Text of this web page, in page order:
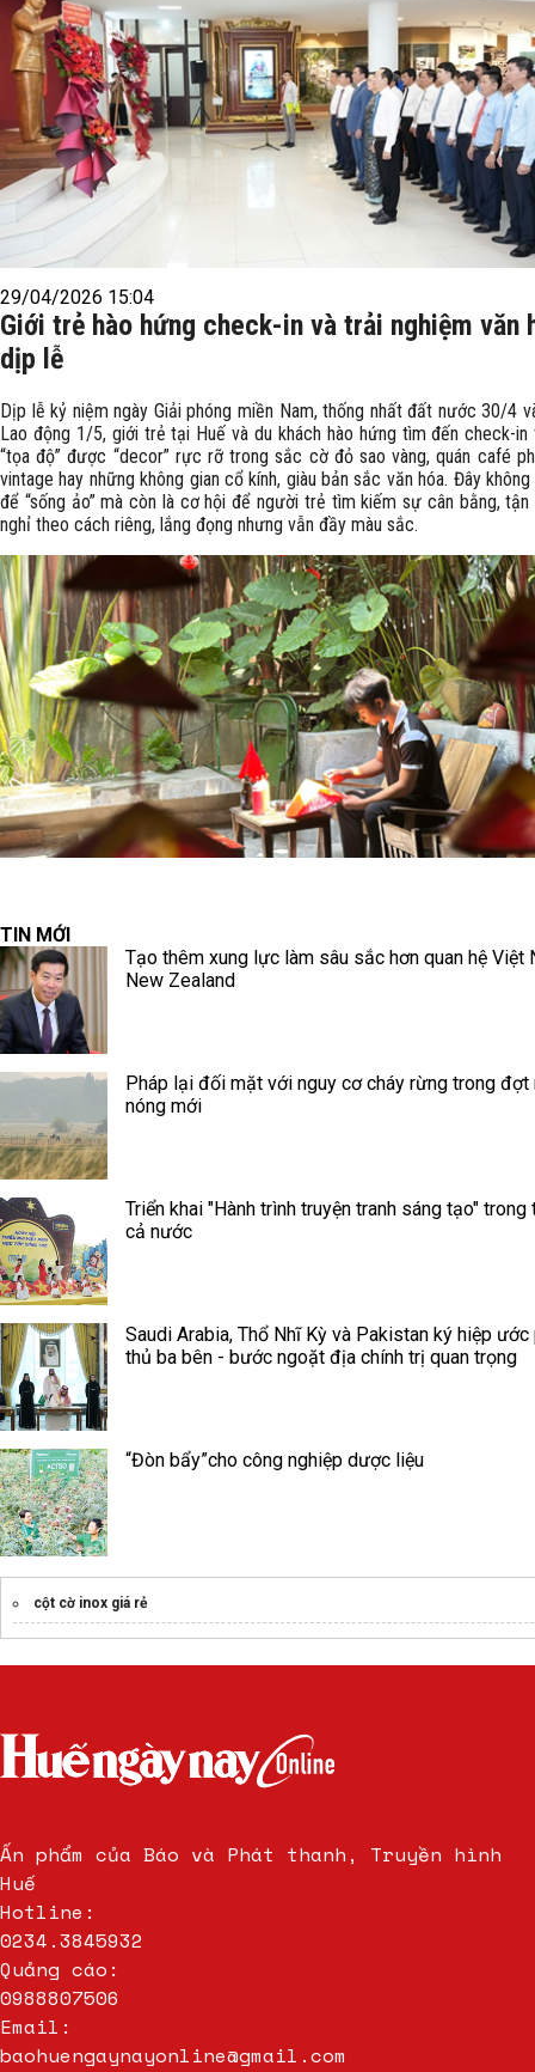
29/04/2026 15:04
Giới trẻ hào hứng check-in và trải nghiệm văn
dịp lễ
Dịp lễ kỷ niệm ngày Giải phóng miền Nam, thống nhất đất nước 30/4
Lao động 1/5, giới trẻ tại Huế và du khách hào hứng tìm đến check-in
“tọa độ” được “decor” rực rỡ trong sắc cờ đỏ sao vàng, quán café
vintage hay những không gian cổ kính, giàu bản sắc văn hóa. Đây
để “sống ảo” mà còn là cơ hội để người trẻ tìm kiếm sự cân bằng,
nghỉ theo cách riêng, lắng đọng nhưng vẫn đầy màu sắc.
TIN MỚI
Tạo thêm xung lực làm sâu sắc hơn quan hệ Việt
New Zealand
Pháp lại đối mặt với nguy cơ cháy rừng trong đợt
nóng mới
Triển khai "Hành trình truyện tranh sáng tạo" trong
cả nước
Saudi Arabia, Thổ Nhĩ Kỳ và Pakistan ký hiệp ước
thủ ba bên - bước ngoặt địa chính trị quan trọng
“Đòn bẩy”cho công nghiệp dược liệu
cột cờ inox giá rẻ
Ấn phẩm của Báo và Phát thanh, Truyền hình
Huế
Hotline:
0234.3845932
Quảng cáo:
0988807506
Email:
baohuengaynayonline@gmail.com